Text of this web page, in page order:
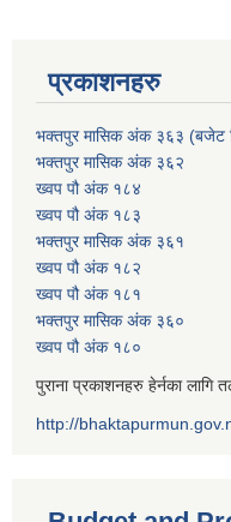
प्रकाशनहरु
भक्तपुर मासिक अंक ३६३ (बजेट
भक्तपुर मासिक अंक ३६२
ख्वप पौ अंक १८४
ख्वप पौ अंक १८३
भक्तपुर मासिक अंक ३६१
ख्वप पौ अंक १८२
ख्वप पौ अंक १८१
भक्तपुर मासिक अंक ३६०
ख्वप पौ अंक १८०
पुराना प्रकाशनहरु हेर्नका लागि
http://